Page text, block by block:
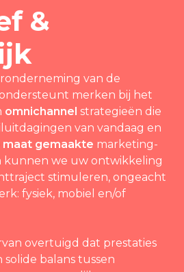
&
van de
merken bij het
omnichannel strategieën die
van vandaag en
maat gemaakte marketing-
kunnen we uw ontwikkeling
stimuleren, ongeacht
fysiek, mobiel en/of
overtuigd dat prestaties
balans tussen